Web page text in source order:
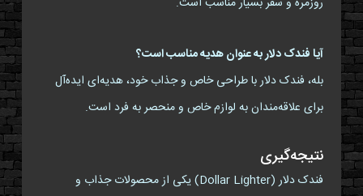
آیا فندک دلار به عنوان هدیه مناسب است؟
بله، فندک دلار با طراحی خاص و جذاب خود، هدیه‌ای ایده‌آل
برای علاقه‌مندان به لوازم خاص و منحصر به فرد است.
نتیجه‌گیری
فندک دلار (Dollar Lighter) یکی از محصولات جذاب و